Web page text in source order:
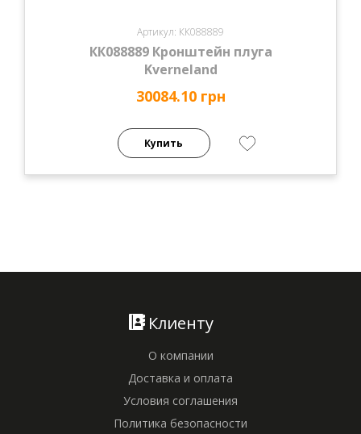
Артикул: КК088889
КК088889 Кронштейн плуга
Kverneland
30084.10 грн
Купить
Клиенту
О компании
Доставка и оплата
Условия соглашения
Политика безопасности